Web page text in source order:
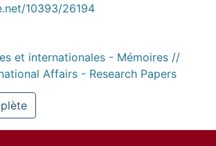
10393/26194
et internationales - Mémoires //
Affairs - Research Papers